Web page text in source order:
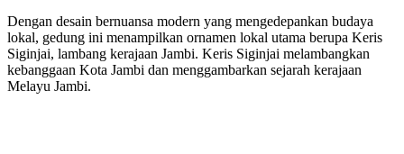
Dengan desain bernuansa modern yang mengedepankan budaya
lokal, gedung ini menampilkan ornamen lokal utama berupa Keris
Siginjai, lambang kerajaan Jambi. Keris Siginjai melambangkan
kebanggaan Kota Jambi dan menggambarkan sejarah kerajaan
Melayu Jambi.